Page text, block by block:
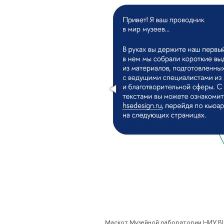
Маскот Музейной лаборатории НИУ